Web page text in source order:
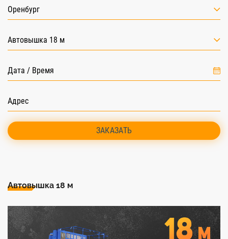
Оренбург
Автовышка 18 м
ЗАКАЗАТЬ
Автовышка 18 м